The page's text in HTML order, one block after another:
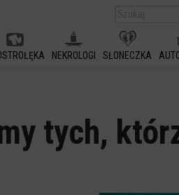
NEKROLOGI SŁONECZKA
tych,